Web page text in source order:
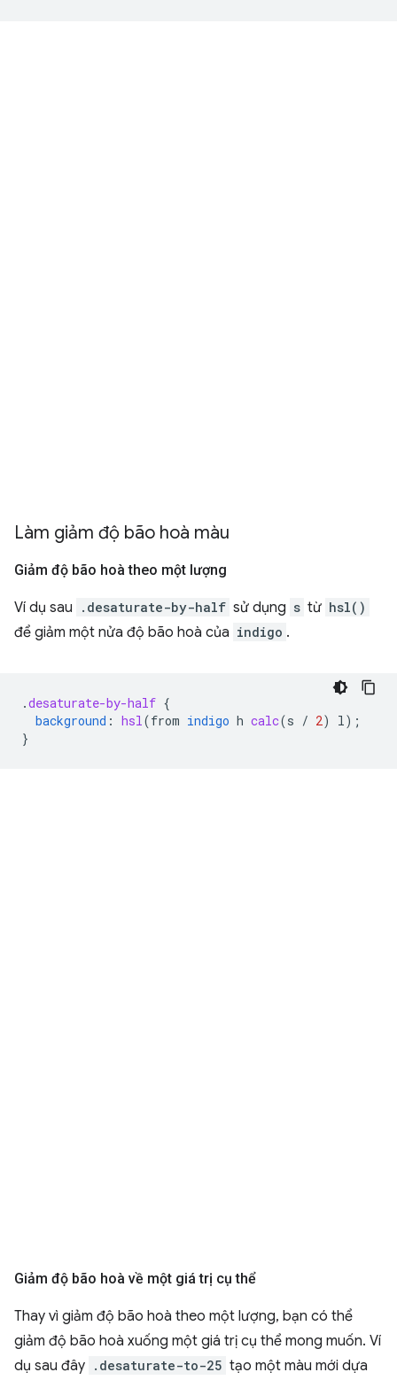
Làm giảm độ bão hoà màu
Giảm độ bão hoà theo một lượng
Ví dụ sau .desaturate-by-half sử dụng s từ hsl()
để giảm một nửa độ bão hoà của indigo .
.desaturate-by-half {
background : hsl (from indigo h calc(s / 2) l );
}
Giảm độ bão hoà về một giá trị cụ thể
Thay vì giảm độ bão hoà theo một lượng, bạn có thể
giảm độ bão hoà xuống một giá trị cụ thể mong muốn. Ví
dụ sau đây .desaturate-to-25 tạo một màu mới dựa